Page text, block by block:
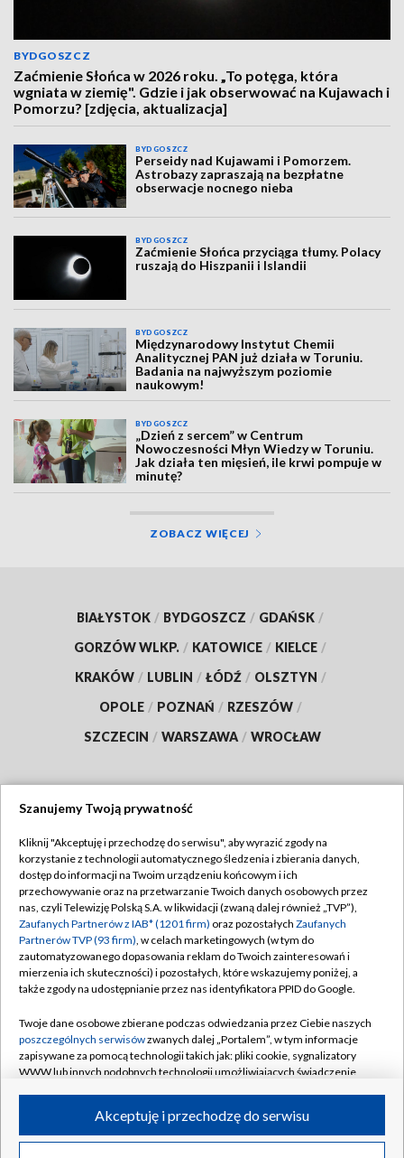
BYDGOSZCZ
Zaćmienie Słońca w 2026 roku. „To potęga, która
wgniata w ziemię". Gdzie i jak obserwować na Kujawach i
Pomorzu? [zdjęcia, aktualizacja]
BYDGOSZCZ
Perseidy nad Kujawami i Pomorzem.
Astrobazy zapraszają na bezpłatne
obserwacje nocnego nieba
BYDGOSZCZ
Zaćmienie Słońca przyciąga tłumy. Polacy
ruszają do Hiszpanii i Islandii
BYDGOSZCZ
Międzynarodowy Instytut Chemii
Analitycznej PAN już działa w Toruniu.
Badania na najwyższym poziomie
naukowym!
BYDGOSZCZ
„Dzień z sercem” w Centrum
Nowoczesności Młyn Wiedzy w Toruniu.
Jak działa ten mięsień, ile krwi pompuje w
minutę?
ZOBACZ WIĘCEJ
BIAŁYSTOK / BYDGOSZCZ / GDAŃSK /
GORZÓW WLKP. / KATOWICE / KIELCE /
KRAKÓW / LUBLIN / ŁÓDŹ / OLSZTYN /
OPOLE / POZNAŃ / RZESZÓW /
SZCZECIN / WARSZAWA / WROCŁAW
TVP
Abonament TVP
Emisja w TVP
Centrum informacji TVP
Naziemna Telewizja Cyfrowa
Rada Programowa
System NOS
Informacje o nadawcy
Program dla prasy
Regulamin TVP
Polityka prywatności
Moje zgody
Pomoc
Kontakt
Kanały
©2026 Telewizja Polska S.A. w likwidacji
Szanujemy Twoją prywatność
Kliknij "Akceptuję i przechodzę do serwisu", aby wyrazić zgody na
korzystanie z technologii automatycznego śledzenia i zbierania danych,
dostęp do informacji na Twoim urządzeniu końcowym i ich
przechowywanie oraz na przetwarzanie Twoich danych osobowych przez
nas, czyli Telewizję Polską S.A. w likwidacji (zwaną dalej również „TVP”),
Zaufanych Partnerów z IAB* (1201 firm) oraz pozostałych Zaufanych
Partnerów TVP (93 firm), w celach marketingowych (w tym do
zautomatyzowanego dopasowania reklam do Twoich zainteresowań i
mierzenia ich skuteczności) i pozostałych, które wskazujemy poniżej, a
także zgody na udostępnianie przez nas identyfikatora PPID do Google.
Twoje dane osobowe zbierane podczas odwiedzania przez Ciebie naszych
poszczególnych serwisówzwanych dalej „Portalem”, w tym informacje
zapisywane za pomocą technologii takich jak: pliki cookie, sygnalizatory
WWW lub innych podobnych technologii umożliwiających świadczenie
ruchu w Internecie.Akceptuję i przechodzę do serwisu